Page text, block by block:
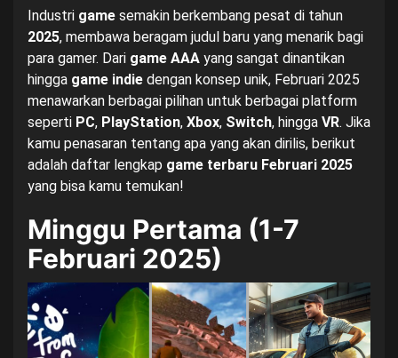
Industri game semakin berkembang pesat di tahun
2025, membawa beragam judul baru yang menarik bagi
para gamer. Dari game AAA yang sangat dinantikan
hingga game indie dengan konsep unik, Februari 2025
menawarkan berbagai pilihan untuk berbagai platform
seperti PC, PlayStation, Xbox, Switch, hingga VR. Jika
kamu penasaran tentang apa yang akan dirilis, berikut
adalah daftar lengkap game terbaru Februari 2025
yang bisa kamu temukan!
Minggu Pertama (1-7
Februari 2025)